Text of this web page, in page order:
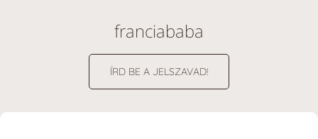
franciababa
ÍRD BE A JELSZAVAD!